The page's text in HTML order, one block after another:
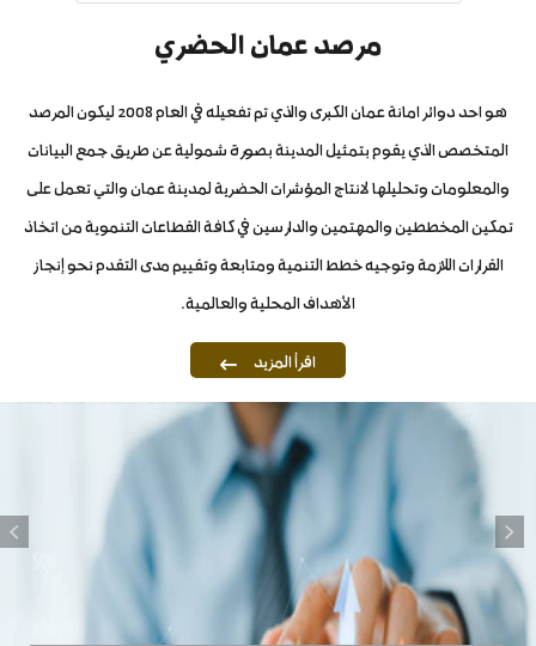
مرصد عمان الحضري
هو احد دوائر امانة عمان الكبرى والذي تم تفعيله في العام 2008 ليكون المرصد
المتخصص الذي يقوم بتمثيل المدينة بصورة شمولية عن طريق جمع البيانات
والمعلومات وتحليلها لانتاج المؤشرات الحضرية لمدينة عمان والتي تعمل على
تمكين المخططين والمهتمين والدارسين في كافة القطاعات التنموية من اتخاذ
القرارات اللازمة وتوجيه خطط التنمية ومتابعة وتقييم مدى التقدم نحو إنجاز
الأهداف المحلية والعالمية.
اقرأ المزيد